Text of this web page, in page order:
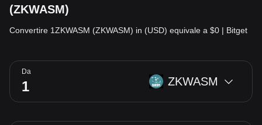
(ZKWASM)
Convertire 1ZKWASM (ZKWASM) in (USD) equivale a $0 | Bitget
Da
ZKWASM